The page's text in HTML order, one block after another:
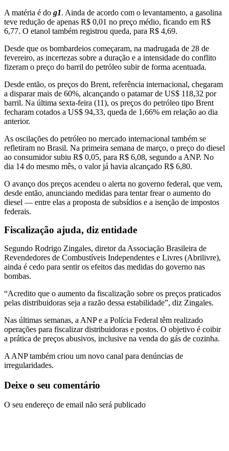
A matéria é do g1. Ainda de acordo com o levantamento, a gasolina
teve redução de apenas R$ 0,01 no preço médio, ficando em R$
6,77. O etanol também registrou queda, para R$ 4,69.
Desde que os bombardeios começaram, na madrugada de 28 de
fevereiro, as incertezas sobre a duração e a intensidade do conflito
fizeram o preço do barril do petróleo subir de forma acentuada.
Desde então, os preços do Brent, referência internacional, chegaram
a disparar mais de 60%, alcançando o patamar de US$ 118,32 por
barril. Na última sexta-feira (11), os preços do petróleo tipo Brent
fecharam cotados a US$ 94,33, queda de 1,66% em relação ao dia
anterior.
As oscilações do petróleo no mercado internacional também se
refletiram no Brasil. Na primeira semana de março, o preço do diesel
ao consumidor subiu R$ 0,05, para R$ 6,08, segundo a ANP. No
dia 14 do mesmo mês, o valor já havia alcançado R$ 6,80.
O avanço dos preços acendeu o alerta no governo federal, que vem,
desde então, anunciando medidas para tentar frear o aumento do
diesel — entre elas a proposta de subsídios e a isenção de impostos
federais.
Fiscalização ajuda, diz entidade
Segundo Rodrigo Zingales, diretor da Associação Brasileira de
Revendedores de Combustíveis Independentes e Livres (Abrilivre),
ainda é cedo para sentir os efeitos das medidas do governo nas
bombas.
“Acredito que o aumento da fiscalização sobre os preços praticados
pelas distribuidoras seja a razão dessa estabilidade”, diz Zingales.
Nas últimas semanas, a ANP e a Polícia Federal têm realizado
operações para fiscalizar distribuidoras e postos. O objetivo é coibir
a prática de preços abusivos, inclusive na venda do gás de cozinha.
A ANP também criou um novo canal para denúncias de
irregularidades.
Deixe o seu comentário
O seu endereço de email não será publicado